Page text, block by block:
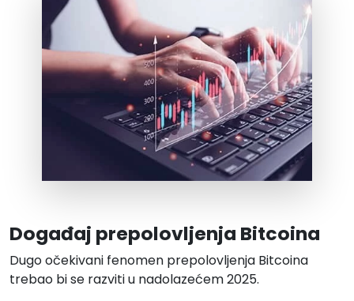
Događaj prepolovljenja Bitcoina
Dugo očekivani fenomen prepolovljenja Bitcoina
trebao bi se razviti u nadolazećem 2025.